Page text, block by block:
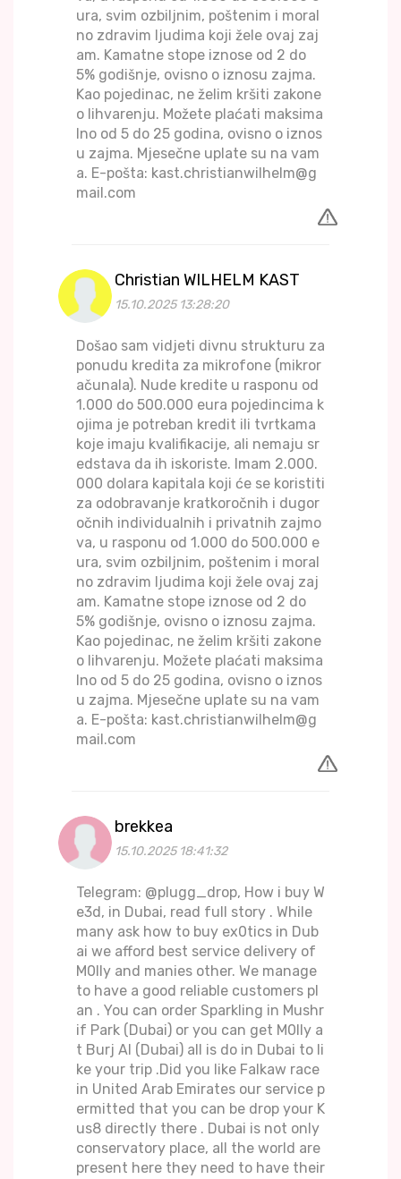
ura, svim ozbiljnim, poštenim i moral
no zdravim ljudima koji žele ovaj zaj
am. Kamatne stope iznose od 2 do
5% godišnje, ovisno o iznosu zajma.
Kao pojedinac, ne želim kršiti zakone
o lihvarenju. Možete plaćati maksima
lno od 5 do 25 godina, ovisno o iznos
u zajma. Mjesečne uplate su na vam
a. E-pošta: kast.christianwilhelm@g
mail.com
Christian WILHELM KAST
15.10.2025 13:28:20
Došao sam vidjeti divnu strukturu za
ponudu kredita za mikrofone (mikror
ačunala). Nude kredite u rasponu od
1.000 do 500.000 eura pojedincima k
ojima je potreban kredit ili tvrtkama
koje imaju kvalifikacije, ali nemaju sr
edstava da ih iskoriste. Imam 2.000.
000 dolara kapitala koji će se koristiti
za odobravanje kratkoročnih i dugor
očnih individualnih i privatnih zajmo
va, u rasponu od 1.000 do 500.000 e
ura, svim ozbiljnim, poštenim i moral
no zdravim ljudima koji žele ovaj zaj
am. Kamatne stope iznose od 2 do
5% godišnje, ovisno o iznosu zajma.
Kao pojedinac, ne želim kršiti zakone
o lihvarenju. Možete plaćati maksima
lno od 5 do 25 godina, ovisno o iznos
u zajma. Mjesečne uplate su na vam
a. E-pošta: kast.christianwilhelm@g
mail.com
brekkea
15.10.2025 18:41:32
Telegram: @plugg_drop, How i buy W
e3d, in Dubai, read full story . While
many ask how to buy ex0tics in Dub
ai we afford best service delivery of
M0lly and manies other. We manage
to have a good reliable customers pl
an . You can order Sparkling in Mushr
if Park (Dubai) or you can get M0lly a
t Burj Al (Dubai) all is do in Dubai to li
ke your trip .Did you like Falkaw race
in United Arab Emirates our service p
ermitted that you can be drop your K
us8 directly there . Dubai is not only
conservatory place, all the world are
present here they need to have their